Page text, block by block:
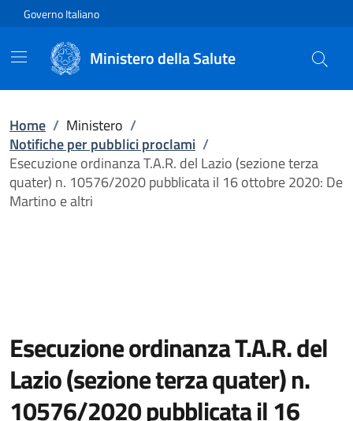
Vai direttamente al contenuto
Governo Italiano
Ministero della Salute
Home / Ministero /
Notifiche per pubblici proclami /
Esecuzione ordinanza T.A.R. del Lazio (sezione terza
quater) n. 10576/2020 pubblicata il 16 ottobre 2020: De
Martino e altri
Esecuzione ordinanza T.A.R. del
Lazio (sezione terza quater) n.
10576/2020 pubblicata il 16